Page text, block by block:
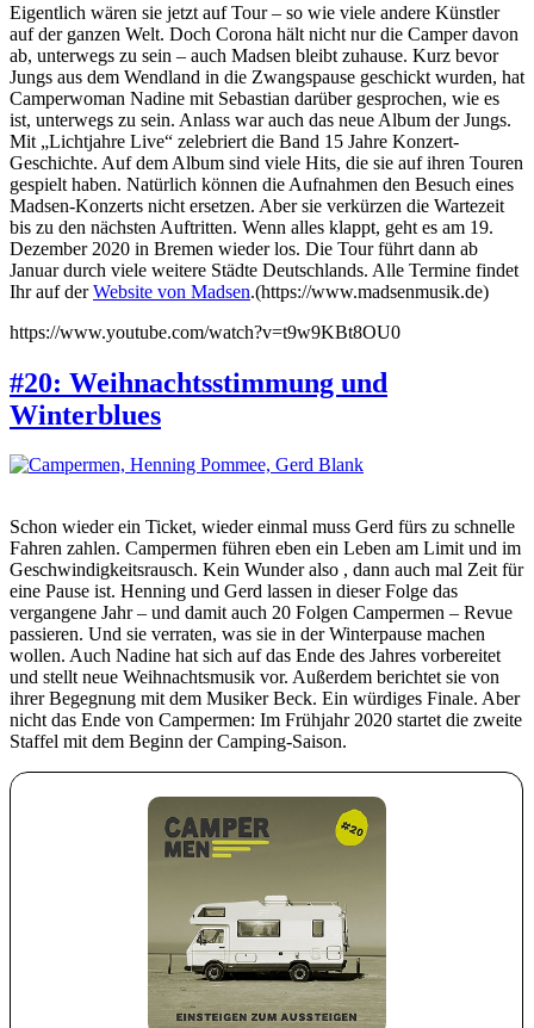
Eigentlich wären sie jetzt auf Tour – so wie viele andere Künstler
auf der ganzen Welt. Doch Corona hält nicht nur die Camper davon
ab, unterwegs zu sein – auch Madsen bleibt zuhause. Kurz bevor
Jungs aus dem Wendland in die Zwangspause geschickt wurden, hat
Camperwoman Nadine mit Sebastian darüber gesprochen, wie es
ist, unterwegs zu sein. Anlass war auch das neue Album der Jungs.
Mit „Lichtjahre Live“ zelebriert die Band 15 Jahre Konzert-
Geschichte. Auf dem Album sind viele Hits, die sie auf ihren Touren
gespielt haben. Natürlich können die Aufnahmen den Besuch eines
Madsen-Konzerts nicht ersetzen. Aber sie verkürzen die Wartezeit
bis zu den nächsten Auftritten. Wenn alles klappt, geht es am 19.
Dezember 2020 in Bremen wieder los. Die Tour führt dann ab
Januar durch viele weitere Städte Deutschlands. Alle Termine findet
Ihr auf der Website von Madsen.(https://www.madsenmusik.de)
https://www.youtube.com/watch?v=t9w9KBt8OU0
#20: Weihnachtsstimmung und
Winterblues
Schon wieder ein Ticket, wieder einmal muss Gerd fürs zu schnelle
Fahren zahlen. Campermen führen eben ein Leben am Limit und im
Geschwindigkeitsrausch. Kein Wunder also , dann auch mal Zeit für
eine Pause ist. Henning und Gerd lassen in dieser Folge das
vergangene Jahr – und damit auch 20 Folgen Campermen – Revue
passieren. Und sie verraten, was sie in der Winterpause machen
wollen. Auch Nadine hat sich auf das Ende des Jahres vorbereitet
und stellt neue Weihnachtsmusik vor. Außerdem berichtet sie von
ihrer Begegnung mit dem Musiker Beck. Ein würdiges Finale. Aber
nicht das Ende von Campermen: Im Frühjahr 2020 startet die zweite
Staffel mit dem Beginn der Camping-Saison.